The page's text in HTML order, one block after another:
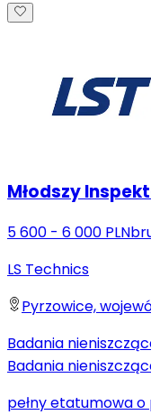
Młodszy
5 600 - 6 000 PLN
LS Technics
Pyrzowice,
Badania
Badania
pełny etatumowa